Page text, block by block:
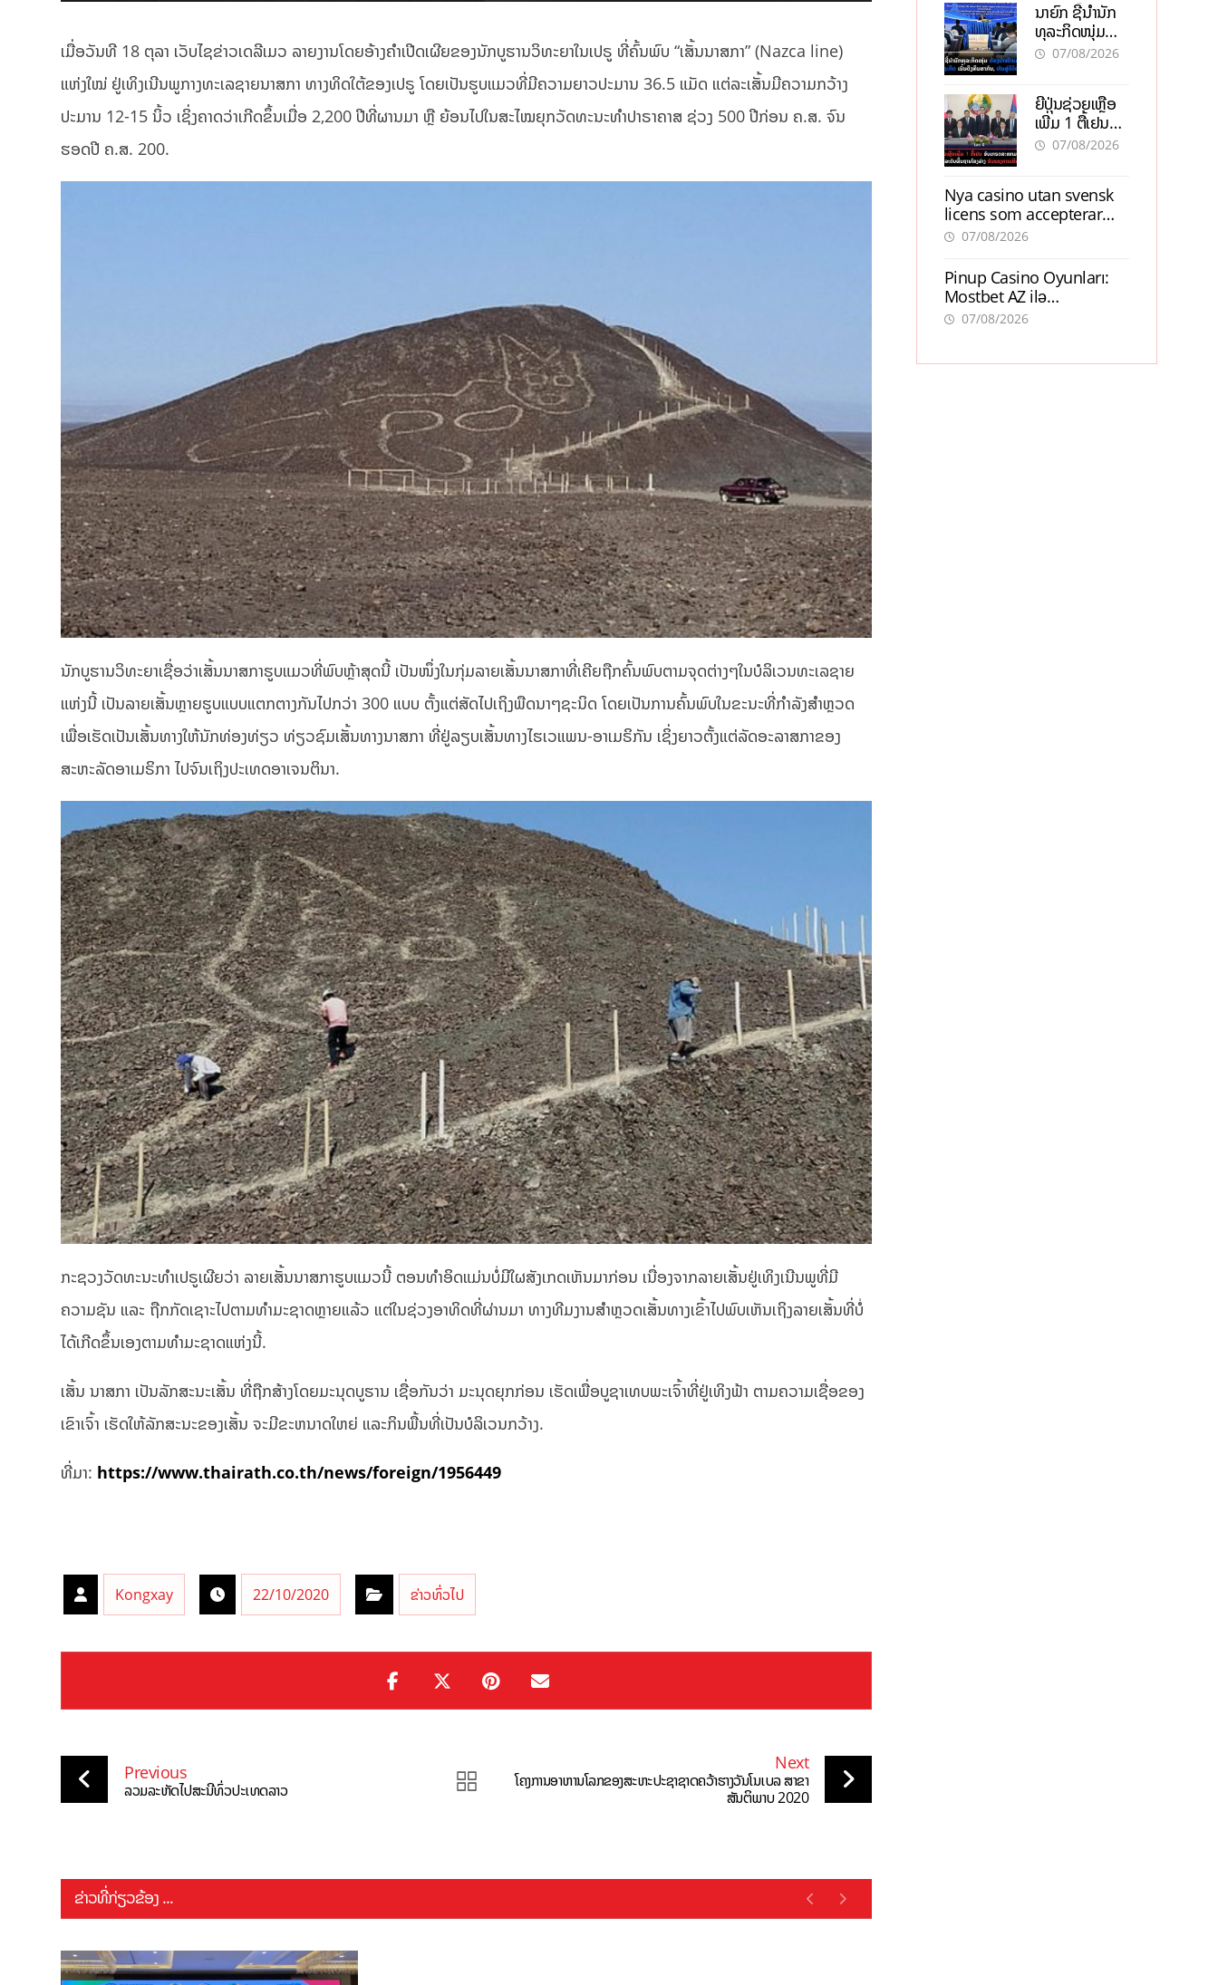
ເມື່ອວັນທີ 18 ຕຸລາ ເວັບໄຊຂ່າວເດລີເມວ ລາຍງານໂດຍອ້າງຄຳເປີດເຜີຍຂອງນັກບູຮານວິທະຍາໃນເປຣູ ທີ່ຄົ້ນພົບ “ເສັ້ນນາສກາ” (Nazca line)
ແຫ່ງໃໝ່ ຢູ່ເທິງເນີນພູກາງທະເລຊາຍນາສກາ ທາງທິດໃຕ້ຂອງເປຣູ ໂດຍເປັນຮູບແມວທີ່ມີຄວາມຍາວປະມານ 36.5 ແມັດ ແຕ່ລະເສັ້ນມີຄວາມກວ້າງ
ປະມານ 12-15 ນິ້ວ ເຊິ່ງຄາດວ່າເກີດຂຶ້ນເມື່ອ 2,200 ປີທີ່ຜານມາ ຫຼື ຍ້ອນໄປໃນສະໄໝຍຸກວັດທະນະທໍາປາຣາຄາສ ຊ່ວງ 500 ປີກ່ອນ ຄ.ສ. ຈົນ
ຮອດປີ ຄ.ສ. 200.
ນັກບູຮານວິທະຍາເຊື່ອວ່າເສັ້ນນາສກາຮູບແມວທີ່ພົບຫຼ້າສຸດນີ້ ເປັນໜຶ່ງໃນກຸ່ມລາຍເສັ້ນນາສກາທີ່ເຄີຍຖືກຄົ້ນພົບຕາມຈຸດຕ່າງໆໃນບໍລິເວນທະເລຊາຍ
ແຫ່ງນີ້ ເປັນລາຍເສັ້ນຫຼາຍຮູບແບບແຕກຕາງກັນໄປກວ່າ 300 ແບບ ຕັ້ງແຕ່ສັດໄປເຖິງພືດນາໆຊະນິດ ໂດຍເປັນການຄົ້ນພົບໃນຂະນະທີ່ກໍາລັງສໍາຫຼວດ
ເພື່ອເຮັດເປັນເສັ້ນທາງໃຫ້ນັກທ່ອງທ່ຽວ ທ່ຽວຊົມເສັ້ນທາງນາສກາ ທີ່ຢູ່ລຽບເສັ້ນທາງໄຮເວແພນ-ອາເມຣິກັນ ເຊິ່ງຍາວຕັ້ງແຕ່ລັດອະລາສກາຂອງ
ສະຫະລັດອາເມຣິກາ ໄປຈົນເຖິງປະເທດອາເຈນຕິນາ.
ກະຊວງວັດທະນະທຳເປຣູເຜີຍວ່າ ລາຍເສັ້ນນາສກາຮູບແມວນີ້ ຕອນທຳອິດແມ່ນບໍ່ມີໃຜສັງເກດເຫັນມາກ່ອນ ເນື່ອງຈາກລາຍເສັ້ນຢູ່ເທິງເນີນພູທີ່ມີ
ຄວາມຊັນ ແລະ ຖືກກັດເຊາະໄປຕາມທຳມະຊາດຫຼາຍແລ້ວ ແຕ່ໃນຊ່ວງອາທິດທີ່ຜ່ານມາ ທາງທີມງານສຳຫຼວດເສັ້ນທາງເຂົ້າໄປພົບເຫັນເຖິງລາຍເສັ້ນທີ່ບໍ່
ໄດ້ເກີດຂຶ້ນເອງຕາມທຳມະຊາດແຫ່ງນີ້.
ເສັ້ນ ນາສກາ ເປັນລັກສະນະເສັ້ນ ທີ່ຖືກສ້າງໂດຍມະນຸດບູຮານ ເຊື່ອກັນວ່າ ມະນຸດຍຸກກ່ອນ ເຮັດເພື່ອບູຊາເທບພະເຈົ້າທີ່ຢູ່ເທິງຟ້າ ຕາມຄວາມເຊື່ອຂອງ
ເຂົາເຈົ້າ ເຮັດໃຫ້ລັກສະນະຂອງເສັ້ນ ຈະມີຂະຫນາດໃຫຍ່ ແລະກິນພື້ນທີ່ເປັນບໍລິເວນກວ້າງ.
ທີ່ມາ: https://www.thairath.co.th/news/foreign/1956449
Kongxay 22/10/2020 ຂ່າວທົ່ວໄປ
Previous
ລວມລະຫັດໄປສະນີທົ່ວປະເທດລາວ
Next
ໂຄງການອາຫານໂລກຂອງສະຫະປະຊາຊາດຄວ້າຮາງວັນໂນເບລ ສາຂາ
ສັນຕິພາບ 2020
ຂ່າວທີ່ກ່ຽວຂ້ອງ ...
150 ລ້ານໂດລາ,
ສ້າງວຽກ 5.000
ຕຳແໜ່ງ
ນາຍົກ ຊີ້ນຳນັກ
ທຸລະກິດໜຸ່ມ
ຕ້ອງນຳໜ້າແກ້
ສາກົນ, ຫັນສູ່ດິຈິ
ຕອນ
07/08/2026
ຍີ່ປຸ່ນຊ່ວຍເຫຼືອ
ເພີ່ມ 1 ຕື້ເຢນ
ອັບເກຣດ
ເຕີບໂຕ
07/08/2026
Nya casino utan svensk
licens som accepterar
Swish: En jämförelse
07/08/2026
Pinup Casino Oyunları:
Mostbet AZ ilə
Müqayisədə Nə Təqdim
07/08/2026